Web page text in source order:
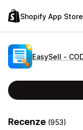
Shopify App Store
EasySell ‑
Recenze (953)